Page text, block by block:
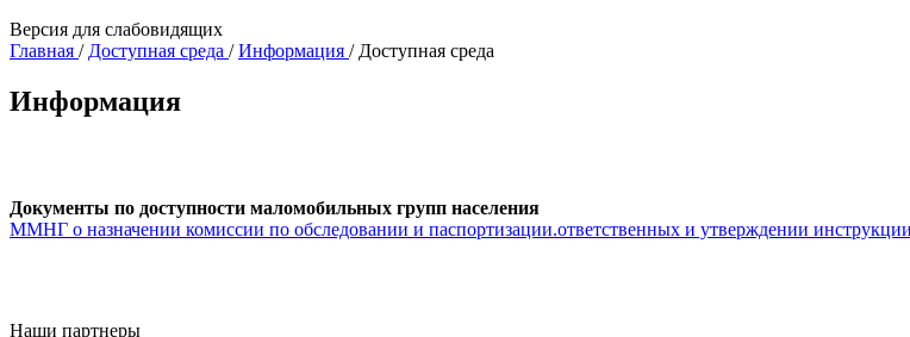
Версия для слабовидящих
Главная / Доступная среда /Информация / Доступная среда
Информация
Документы по доступности маломобильных групп населения
ММНГ о назначении комиссии по обследовании и паспортизации.ответственных и утверждении инструкции
Наши партнеры